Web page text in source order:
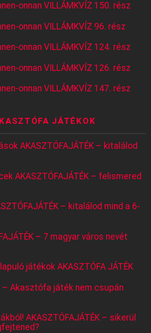
onnan VILLÁMKVÍZ 150. rész
onnan VILLÁMKVÍZ 96. rész
onnan VILLÁMKVÍZ 124. rész
onnan VILLÁMKVÍZ 126. rész
onnan VILLÁMKVÍZ 147. rész
JÁTÉKOK
AKASZTÓFAJÁTÉK – kitalálod
AKASZTÓFAJÁTÉK – felismered
– kitalálod mind a 6-
– 7 magyar város nevét
játékok AKASZTÓFA JÁTÉK
– Akasztófa játék nem csupán
AKASZTÓFAJÁTÉK – sikerül